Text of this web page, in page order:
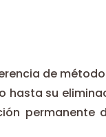
de
hasta su
permanente